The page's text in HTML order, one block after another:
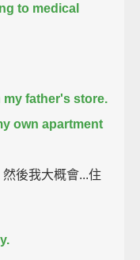
to medical
my father's store.
own apartment
後我大概會...住